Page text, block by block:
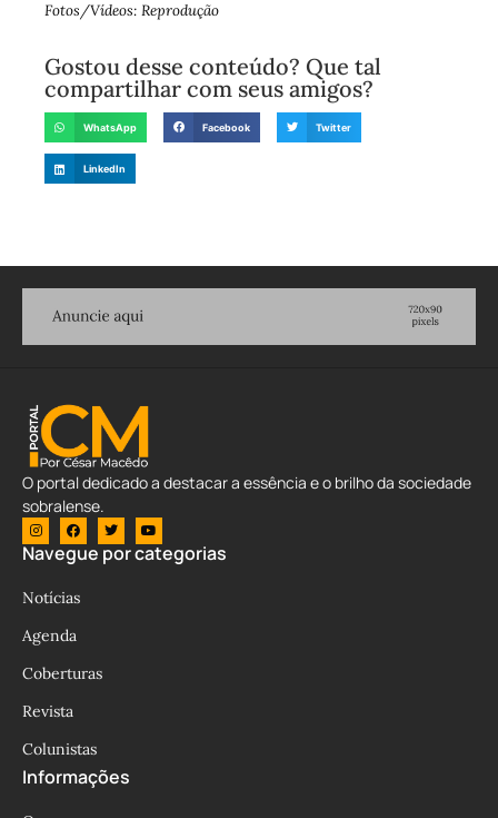
Fotos/Vídeos: Reprodução
Gostou desse conteúdo? Que tal
compartilhar com seus amigos?
WhatsApp Facebook Twitter
LinkedIn
O portal dedicado a destacar a essência e o brilho da sociedade
sobralense.
Navegue por categorias
Notícias
Agenda
Coberturas
Revista
Colunistas
Informações